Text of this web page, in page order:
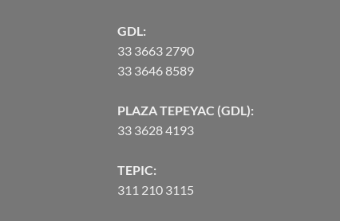
GDL:
33 3663 2790
33 3646 8589
PLAZA TEPEYAC (GDL):
33 3628 4193
TEPIC:
311 210 3115